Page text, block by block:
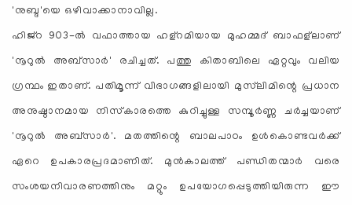
'നുബ്ദ'യെ ഒഴിവാക്കാനാവില്ല.
ഹിജ്‌റ 903-ല്‍ വഫാത്തായ ഹള്‌റമിയായ മുഹമ്മദ് ബാഫള്‌ലാണ്
'നൂറുല്‍ അബ്‌സാര്‍' രചിച്ചത്. പത്തു കിതാബിലെ ഏറ്റവും വലിയ
ഗ്രന്ഥം ഇതാണ്. പതിമൂന്ന് വിഭാഗങ്ങളിലായി മുസ്‌ലിമിന്റെ പ്രധാന
അനുഷ്ഠാനമായ നിസ്‌കാരത്തെ കുറിച്ചുള്ള സമ്പൂര്‍ണ്ണ ചര്‍ച്ചയാണ്
'നൂറുല്‍ അബ്‌സാര്‍'. മതത്തിന്റെ ബാലപാഠം ഉള്‍കൊണ്ടവര്‍ക്ക്
ഏറെ ഉപകാരപ്രദമാണിത്. മുന്‍കാലത്ത് പണ്ഡിതന്മാര്‍ വരെ
സംശയനിവാരണത്തിനും മറ്റും ഉപയോഗപ്പെടുത്തിയിരുന്ന ഈ